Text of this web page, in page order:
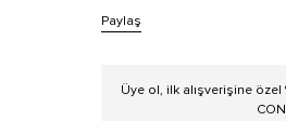
Paylaş
Üye ol, ilk alışverişine özel